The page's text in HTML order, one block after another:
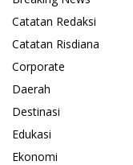
Catatan Redaksi
Catatan Risdiana
Corporate
Daerah
Destinasi
Edukasi
Ekonomi